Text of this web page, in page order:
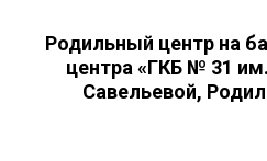
Родильный центр на
центра «ГКБ № 31
Савельевой,